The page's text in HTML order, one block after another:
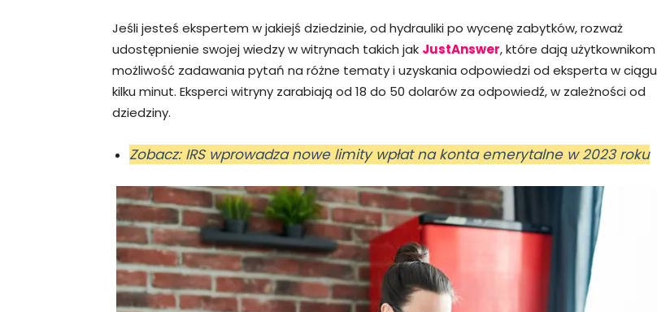
Jeśli jesteś ekspertem w jakiejś dziedzinie, od hydrauliki po wycenę zabytków, rozważ
udostępnienie swojej wiedzy w witrynach takich jak JustAnswer, które dają użytkownikom
możliwość zadawania pytań na różne tematy i uzyskania odpowiedzi od eksperta w ciągu
kilku minut. Eksperci witryny zarabiają od 18 do 50 dolarów za odpowiedź, w zależności od
dziedziny.
Zobacz: IRS wprowadza nowe limity wpłat na konta emerytalne w 2023 roku